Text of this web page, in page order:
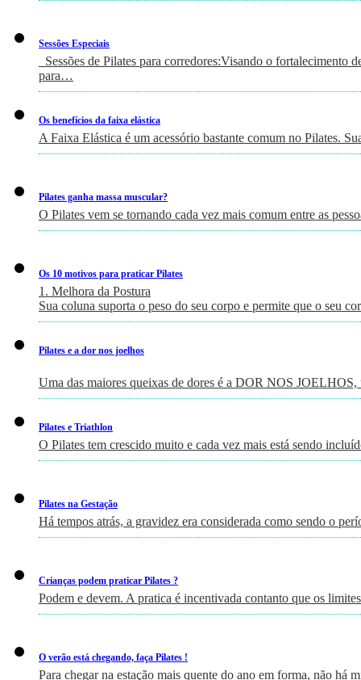
Sessões Especiais
Sessões de Pilates para corredores:Visando o fortalecimento
para…
Os benefícios da faixa elástica
A Faixa Elástica é um acessório bastante comum no Pilates.
Pilates ganha massa muscular?
O Pilates vem se tornando cada vez mais comum entre as
Os 10 motivos para praticar Pilates
1. Melhora da Postura
Sua coluna suporta o peso do seu corpo e permite que o seu
Pilates e a dor nos joelhos
Uma das maiores queixas de dores é a DOR NOS
Pilates e Triathlon
O Pilates tem crescido muito e cada vez mais está sendo
Pilates na Gestação
Há tempos atrás, a gravidez era considerada como sendo o
Crianças podem praticar Pilates ?
Podem e devem. A pratica é incentivada contanto que os
O verão está chegando, faça Pilates !
Para chegar na estação mais quente do ano em forma, não há